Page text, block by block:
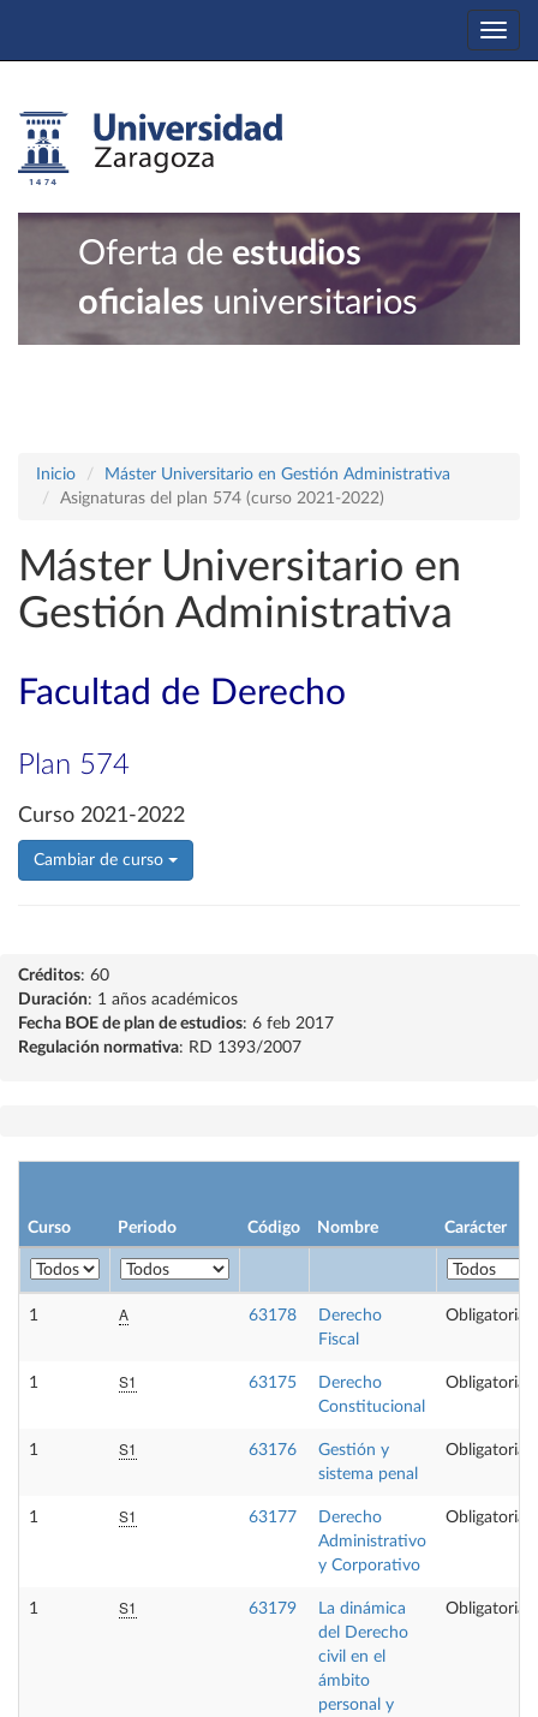
Oferta de estudios
oficiales universitarios
Inicio
Máster Universitario en Gestión Administrativa
Asignaturas del plan 574 (curso 2021-2022)
Máster Universitario en
Gestión Administrativa
Facultad de Derecho
Plan 574
Curso 2021-2022
Cambiar de curso
Créditos: 60
Duración: 1 años académicos
Fecha BOE de plan de estudios: 6 feb 2017
Regulación normativa: RD 1393/2007
Curso Periodo Código Nombre Carácter
1 A 63178
Derecho
Fiscal
Obligatoria
1 S1 63175
Derecho
Constitucional
Obligatoria
1 S1 63176
Gestión y
sistema penal
Obligatoria
1 S1 63177
Derecho
Administrativo
y Corporativo
Obligatoria
1 S1 63179
La dinámica
del Derecho
civil en el
ámbito
personal y
Obligatoria